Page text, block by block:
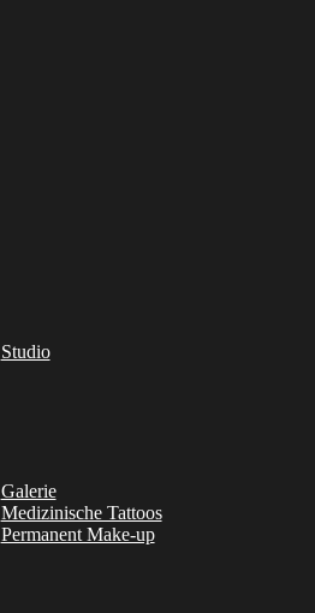
Studio
Galerie
Medizinische Tattoos
Permanent Make-up